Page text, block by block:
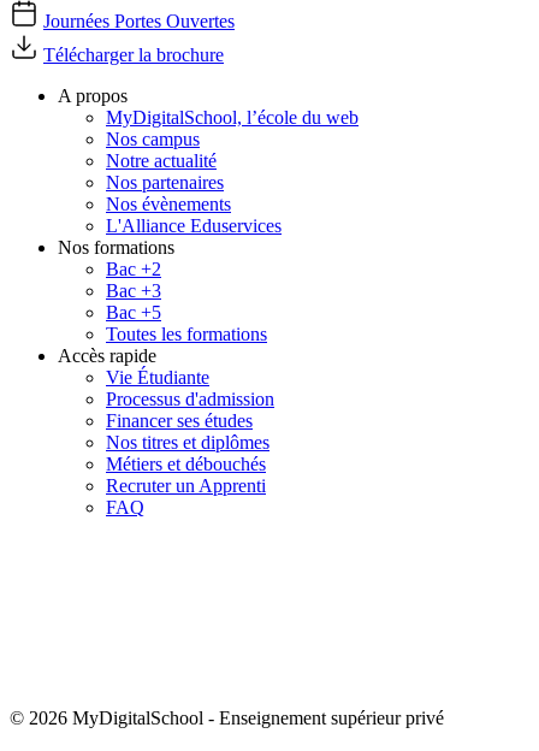
Journées Portes Ouvertes
Télécharger la brochure
A propos
MyDigitalSchool, l’école du web
Nos campus
Notre actualité
Nos partenaires
Nos évènements
L'Alliance Eduservices
Nos formations
Bac +2
Bac +3
Bac +5
Toutes les formations
Accès rapide
Vie Étudiante
Processus d'admission
Financer ses études
Nos titres et diplômes
Métiers et débouchés
Recruter un Apprenti
FAQ
© 2026 MyDigitalSchool - Enseignement supérieur privé